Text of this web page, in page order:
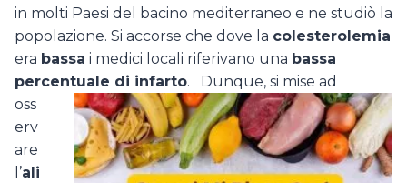
in molti Paesi del bacino mediterraneo e ne studiò la
popolazione. Si accorse che dove la colesterolemia
era bassa i medici locali riferivano una bassa
percentuale di infarto. Dunque, si mise ad
oss
erv
are
l’ali